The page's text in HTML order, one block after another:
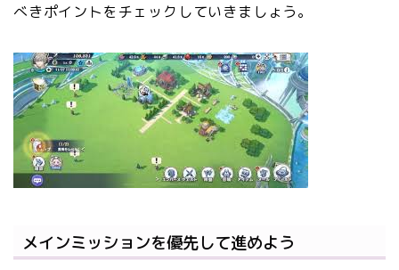
べきポイントをチェックしていきましょう。
メインミッションを優先して進めよう